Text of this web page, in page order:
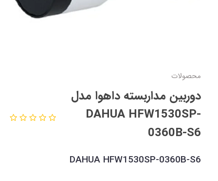
محصولات
دوربین مداربسته داهوا مدل
DAHUA HFW1530SP-
0360B-S6
DAHUA HFW1530SP-0360B-S6